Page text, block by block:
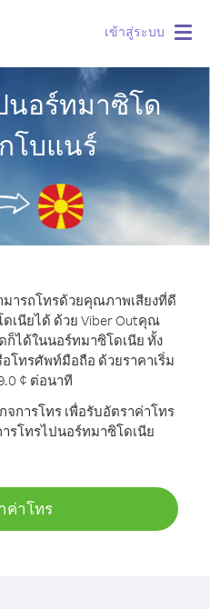
เข้าสู่ระบบ
นอร์ทมาซิโด
โบแนร์
ารถโทรด้วยคุณภาพเสียงที่ดี
เนียได้ ด้วย Viber Outคุณ
ก็ได้ในนอร์ทมาซิโดเนีย ทั้ง
โทรศัพท์มือถือ ด้วยราคาเริ่ม
¢ ต่อนาที
การโทร เพื่อรับอัตราค่าโทร
รโทรไปนอร์ทมาซิโดเนีย
ค่าโทร